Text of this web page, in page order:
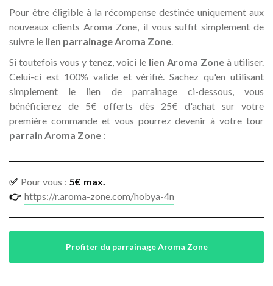
Pour être éligible à la récompense destinée uniquement aux
nouveaux clients Aroma Zone, il vous suffit simplement de
suivre le lien parrainage Aroma Zone.
Si toutefois vous y tenez, voici le lien Aroma Zone à utiliser.
Celui-ci est 100% valide et vérifié. Sachez qu'en utilisant
simplement le lien de parrainage ci-dessous, vous
bénéficierez de 5€ offerts dès 25€ d'achat sur votre
première commande et vous pourrez devenir à votre tour
parrain Aroma Zone :
✅ Pour vous : 5€ max.
👉 https://r.aroma-zone.com/hobya-4n
Profiter du parrainage Aroma Zone